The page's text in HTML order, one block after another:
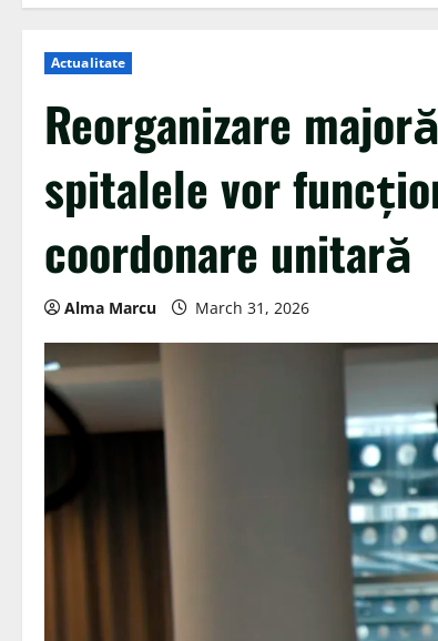
Actualitate
Reorganizare
spitalele vor
coordonare unitară
Alma Marcu March 31, 2026